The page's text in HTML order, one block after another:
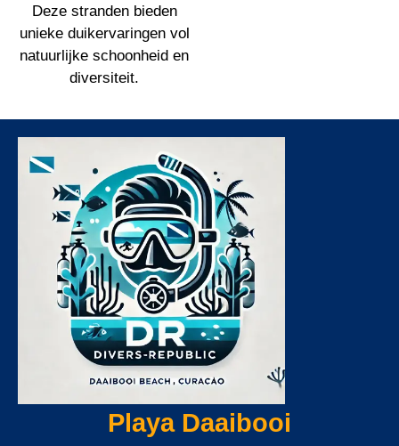
Deze stranden bieden
unieke duikervaringen vol
natuurlijke schoonheid en
diversiteit.
Playa Daaibooi